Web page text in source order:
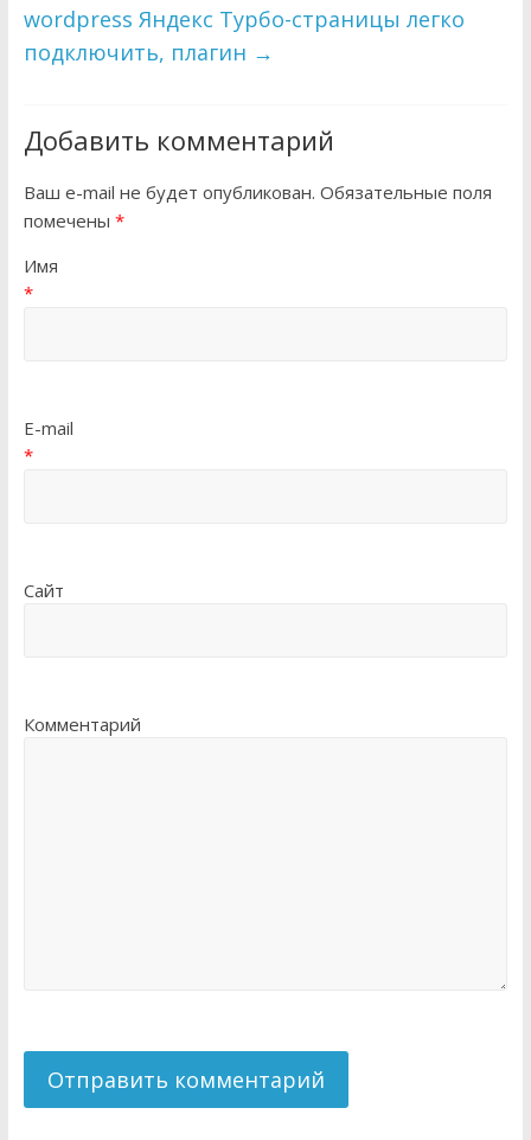
wordpress Яндекс Турбо-страницы легко
подключить, плагин →
Добавить комментарий
Ваш e-mail не будет опубликован. Обязательные поля
помечены *
Имя
*
E-mail
*
Сайт
Комментарий